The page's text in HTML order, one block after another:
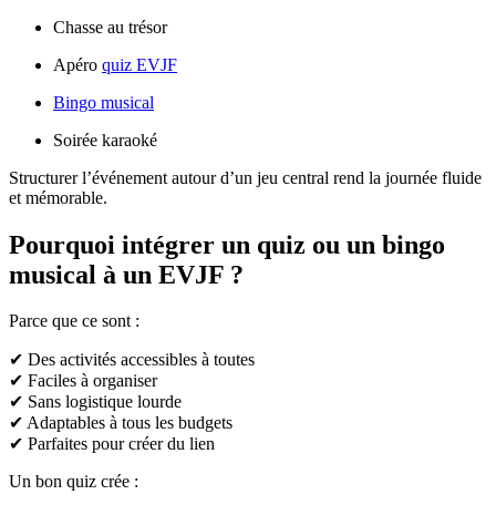
Chasse au trésor
Apéro quiz EVJF
Bingo musical
Soirée karaoké
Structurer l’événement autour d’un jeu central rend la journée fluide
et mémorable.
Pourquoi intégrer un quiz ou un bingo
musical à un EVJF ?
Parce que ce sont :
✔ Des activités accessibles à toutes
✔ Faciles à organiser
✔ Sans logistique lourde
✔ Adaptables à tous les budgets
✔ Parfaites pour créer du lien
Un bon quiz crée :